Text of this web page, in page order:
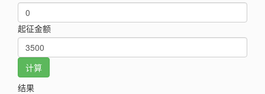
起征金额
结果